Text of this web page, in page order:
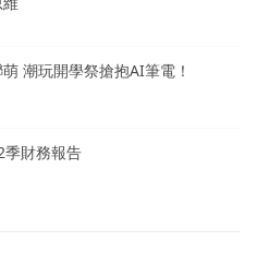
潮玩開學祭搶抱AI筆電！
財務報告